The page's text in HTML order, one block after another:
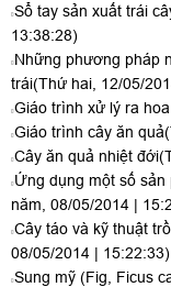
Sổ tay sản xuất trái
13:38:28)
Những phương pháp
trái(Thứ hai, 12/05/
Giáo trình xử lý ra
Giáo trình cây ăn quả
Cây ăn quả nhiệt đới
Ứng dụng một số
năm, 08/05/2014 |
Cây táo và kỹ thuật
08/05/2014 | 15:22:33)
Sung mỹ (Fig, Ficus